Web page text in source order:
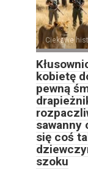
Ciekawe
kobietę
pewną
sawanny
się coś
szoku